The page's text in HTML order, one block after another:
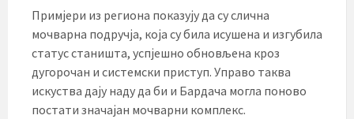
Примјери из региона показују да су слична
мочварна подручја, која су била исушена и изгубила
статус станишта, успјешно обновљена кроз
дугорочан и системски приступ. Управо таква
искуства дају наду да би и Бардача могла поново
постати значајан мочварни комплекс.